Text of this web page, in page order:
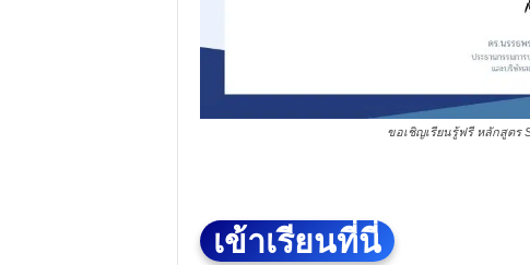
ขอเชิญเรียนรู้ฟรี หลักสูตร
เข้าเรียนที่นี่